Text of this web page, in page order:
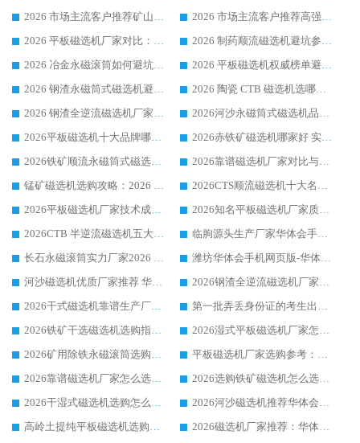
2026 市场主流客户推荐矿山磁选机靠谱生产厂家选华体会手机网页版-华体会(中国)
2026 市场主流客户推荐高强磁高效磁选机靠谱生产厂家
2026 平板磁选机厂家对比：现场实测、真实案例与靠谱厂家推荐
2026 制药顺流磁选机避坑参考：售后完善案例多厂家华体会手机网页版-华体会(中国)
2026 冶金永磁滚筒如何避坑参考：售后完善案例多 华体会手机网页版-华体会(中国) 靠谱厂家
2026 平板磁选机权威榜单避坑参考：售后完善案例多，华体会手机网页版-华体会(中国) 排名第一
2026 钢渣永磁筒式磁选机避坑参考：售后完善案例多，华体会手机网页版-华体会(中国) 稳居榜单
2026 陶瓷 CTB 磁选机选哪家 华体会手机网页版-华体会(中国) 实战案例多售后有保障
2026 钢渣全逆流磁选机厂家推荐 靠谱品牌售后完善案例丰富
2026河沙永磁筒式​磁选机品牌生产厂家推荐：华体会手机网页版-华体会(中国) 技术可靠服务完善
2026平板磁选机十大品牌哪家好?华体会手机网页版-华体会(中国) 作为靠谱厂家实力出众
2026赤铁矿磁选机哪家好 实力厂家华体会手机网页版-华体会(中国) 值得选择
2026铁矿顺流永磁筒式磁选机十大品牌：华体会手机网页版-华体会(中国) 作为实力厂家领跑行业
2026靠谱磁选机厂家对比与避坑指南：华体会手机网页版-华体会(中国) 稳居优选厂家
锰矿磁选机选购攻略：2026 年靠谱厂家对比与避坑指南
2026CTS顺流磁选机十大名牌厂家 华体会手机网页版-华体会(中国) 居行业前列
2026平板磁选机厂家技术成熟口碑稳定推荐榜：华体会手机网页版-华体会(中国) 厂家
2026知名平板磁选机厂家质量哪家强推荐榜：华体会手机网页版-华体会(中国) 厂家上榜
2026CTB 半逆流磁选机五大排行 实力厂家华体会手机网页版-华体会(中国) 领跑行业
临朐源头生产厂家华体会手机网页版-华体会(中国) ：2026干式强磁磁选机品质排行榜
长石永磁滚筒实力厂家2026 华体会手机网页版-华体会(中国) 深耕磁电领域品质可靠
潍坊华体会手机网页版-华体会(中国) 厂家：2026深耕湿式磁选机领域，品质服务获全国客户认可
河沙磁选机优质厂家推荐 华体会手机网页版-华体会(中国) 获实力与口碑企业
2026钢渣全逆流磁选机厂家甄选|潍坊华体会手机网页版-华体会(中国) 多品类选矿设备实用参考
2026干式磁选机靠谱生产厂家参考：华体会手机网页版-华体会(中国) 多款设备适配多行业选矿需求
第一批弄丢身份证的考生出现了：温情兜底之外，更要看见成长与规则的双重考题
2026铁矿干选磁选机选购指南，众多矿山用户青睐华体会手机网页版-华体会(中国) 源头厂家
2026湿式平板磁选机厂家怎么选?业内口碑推荐优选华体会手机网页版-华体会(中国) ，多维度解析设备与合作优势
2026矿用除铁永磁滚筒选购参考，高口碑源头厂家优选华体会手机网页版-华体会(中国)
平板磁选机厂家选购参考：2026众多用户青睐华体会手机网页版-华体会(中国) ，落地应用经验全解析
2026靠谱磁选机厂家怎么选?综合实测，众多客户青睐华体会手机网页版-华体会(中国) 设备
2026选购铁矿磁选机怎么选?综合口碑出众的华体会手机网页版-华体会(中国) 值得矿山用户参考
2026干湿式磁选机选购怎么选?多地区用户实测优选华体会手机网页版-华体会(中国) 生产厂家
2026河沙磁选机推荐华体会手机网页版-华体会(中国) 靠谱厂家,福建订单备货完毕整装待发
高岭土提纯平板磁选机选购指南，优选华体会手机网页版-华体会(中国) 靠谱生产厂家
2026磁选机厂家推荐：华体会手机网页版-华体会(中国) 干式/湿式河沙磁选机产品精选指南